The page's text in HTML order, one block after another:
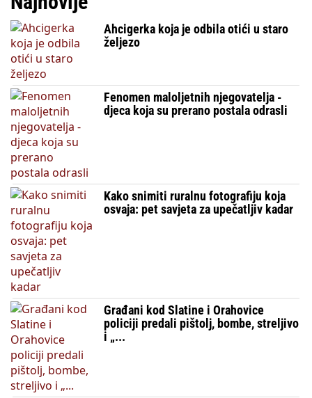
Ahcigerka koja je odbila otići u staro
željezo
Fenomen maloljetnih njegovatelja -
djeca koja su prerano postala odrasli
Kako snimiti ruralnu fotografiju koja
osvaja: pet savjeta za upečatljiv kadar
Građani kod Slatine i Orahovice
policiji predali pištolj, bombe, streljivo
i „...